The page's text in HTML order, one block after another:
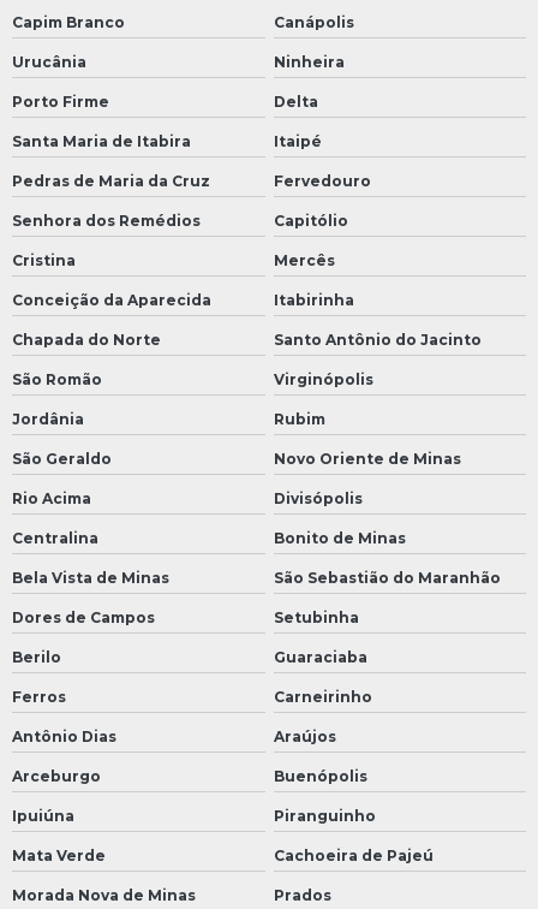
Capim Branco Canápolis
Urucânia Ninheira
Porto Firme Delta
Santa Maria de Itabira Itaipé
Pedras de Maria da Cruz Fervedouro
Senhora dos Remédios Capitólio
Cristina Mercês
Conceição da Aparecida Itabirinha
Chapada do Norte Santo Antônio do Jacinto
São Romão Virginópolis
Jordânia Rubim
São Geraldo Novo Oriente de Minas
Rio Acima Divisópolis
Centralina Bonito de Minas
Bela Vista de Minas São Sebastião do Maranhão
Dores de Campos Setubinha
Berilo Guaraciaba
Ferros Carneirinho
Antônio Dias Araújos
Arceburgo Buenópolis
Ipuiúna Piranguinho
Mata Verde Cachoeira de Pajeú
Morada Nova de Minas Prados